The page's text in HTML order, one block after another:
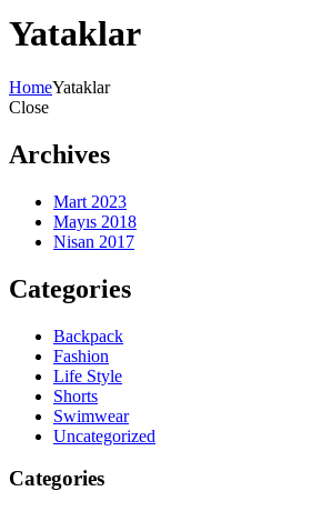
Yataklar
HomeYataklar
Close
Archives
Mart 2023
Mayıs 2018
Nisan 2017
Categories
Backpack
Fashion
Life Style
Shorts
Swimwear
Uncategorized
Categories